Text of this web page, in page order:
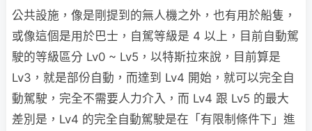
公共設施，像是剛提到的無人機之外，也有用於船隻，
或像這個是用於巴士，自駕等級是 4 以上，目前自動駕
駛的等級區分 Lv0 ~ Lv5，以特斯拉來說，目前算是
Lv3，就是部份自動，而達到 Lv4 開始，就可以完全自
動駕駛，完全不需要人力介入，而 Lv4 跟 Lv5 的最大
差別是，Lv4 的完全自動駕駛是在「有限制條件下」進